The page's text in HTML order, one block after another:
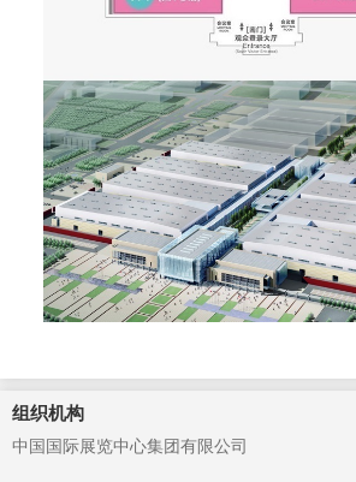
组织机构
中国国际展览中心集团有限公司